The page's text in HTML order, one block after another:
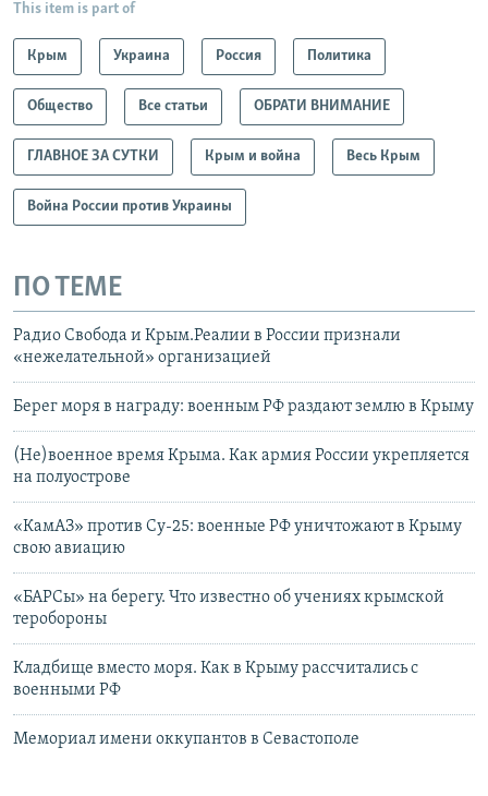
This item is part of
Крым Украина Россия Политика
Общество Все статьи ОБРАТИ ВНИМАНИЕ
ГЛАВНОЕ ЗА СУТКИ Крым и война Весь Крым
Война России против Украины
ПО ТЕМЕ
Радио Свобода и Крым.Реалии в России признали
«нежелательной» организацией
Берег моря в награду: военным РФ раздают землю в Крыму
(Не)военное время Крыма. Как армия России укрепляется
на полуострове
«КамАЗ» против Су-25: военные РФ уничтожают в Крыму
свою авиацию
«БАРСы» на берегу. Что известно об учениях крымской
теробороны
Кладбище вместо моря. Как в Крыму рассчитались с
военными РФ
Мемориал имени оккупантов в Севастополе